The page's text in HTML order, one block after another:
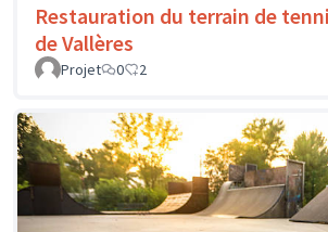
Restauration du terrain de
de Vallères
Projet
0 2